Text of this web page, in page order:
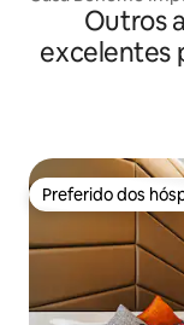
Outros
excelentes
Preferido dos
Preferido dos